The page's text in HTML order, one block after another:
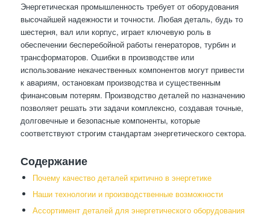
Энергетическая промышленность требует от оборудования
высочайшей надежности и точности. Любая деталь, будь то
шестерня, вал или корпус, играет ключевую роль в
обеспечении бесперебойной работы генераторов, турбин и
трансформаторов. Ошибки в производстве или
использование некачественных компонентов могут привести
к авариям, остановкам производства и существенным
финансовым потерям. Производство деталей по назначению
позволяет решать эти задачи комплексно, создавая точные,
долговечные и безопасные компоненты, которые
соответствуют строгим стандартам энергетического сектора.
Содержание
Почему качество деталей критично в энергетике
Наши технологии и производственные возможности
Ассортимент деталей для энергетического оборудования